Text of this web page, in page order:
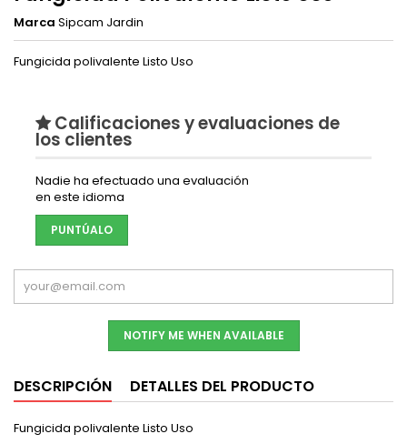
Marca Sipcam Jardin
Fungicida polivalente Listo Uso
Calificaciones y evaluaciones de
los clientes
Nadie ha efectuado una evaluación
en este idioma
PUNTÚALO
NOTIFY ME WHEN AVAILABLE
DESCRIPCIÓN DETALLES DEL PRODUCTO
Fungicida polivalente Listo Uso